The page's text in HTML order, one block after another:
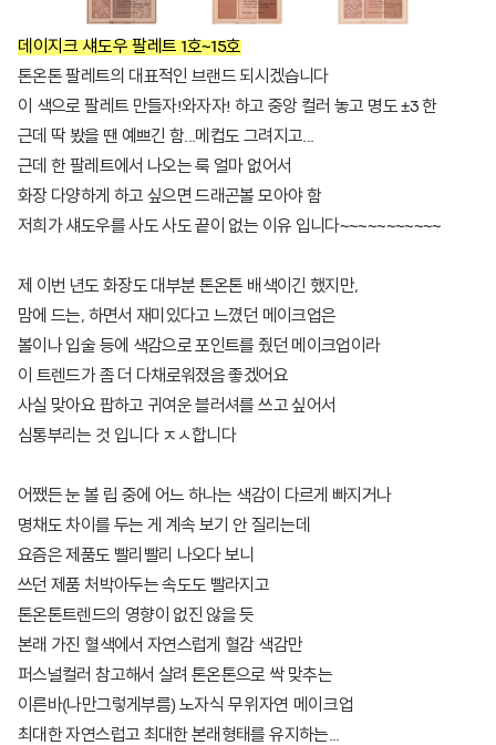
데이지크 섀도우 팔레트 1호~15호
톤온톤 팔레트의 대표적인 브랜드 되시겠습니다
이 색으로 팔레트 만들자!와자자! 하고 중앙 컬러 놓고 명도 ±3 한
근데 딱 봤을 땐 예쁘긴 함...메컵도 그려지고...
근데 한 팔레트에서 나오는 룩 얼마 없어서
화장 다양하게 하고 싶으면 드래곤볼 모아야 함
저희가 섀도우를 사도 사도 끝이 없는 이유 입니다~~~~~~~~~~~
제 이번 년도 화장도 대부분 톤온톤 배색이긴 했지만,
맘에 드는, 하면서 재미있다고 느꼈던 메이크업은
볼이나 입술 등에 색감으로 포인트를 줬던 메이크업이라
이 트렌드가 좀 더 다채로워졌음 좋겠어요
사실 맞아요 팝하고 귀여운 블러셔를 쓰고 싶어서
심통부리는 것 입니다 ㅈㅅ합니다
어쨌든 눈 볼 립 중에 어느 하나는 색감이 다르게 빠지거나
명채도 차이를 두는 게 계속 보기 안 질리는데
요즘은 제품도 빨리빨리 나오다 보니
쓰던 제품 처박아두는 속도도 빨라지고
톤온톤트렌드의 영향이 없진 않을 듯
본래 가진 혈색에서 자연스럽게 혈감 색감만
퍼스널컬러 참고해서 살려 톤온톤으로 싹 맞추는
이른바(나만그렇게부름) 노자식 무위자연 메이크업
최대한 자연스럽고 최대한 본래형태를 유지하는...